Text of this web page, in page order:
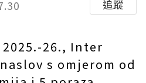
追蹤
26., Inter
s omjerom od